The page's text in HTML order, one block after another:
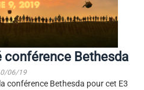
conférence Bethesda
06/19
conférence Bethesda pour cet E3